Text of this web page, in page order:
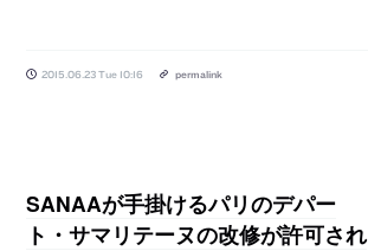
2015.06.23 Tue 10:16 permalink
SANAAが手掛けるパリのデパー
ト・サマリテーヌの改修が許可され